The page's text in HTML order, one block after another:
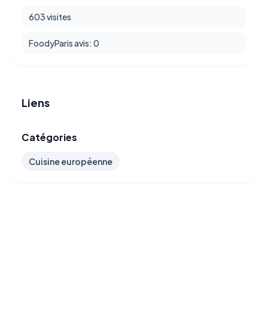
603 visites
FoodyParis avis: 0
Liens
Catégories
Cuisine européenne